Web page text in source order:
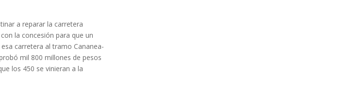
a reparar la carretera
la concesión para que un
carretera al tramo Cananea-
mil 800 millones de pesos
los 450 se vinieran a la